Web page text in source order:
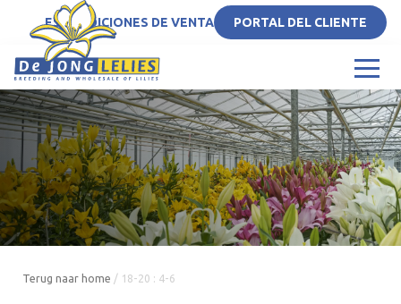
ESCONDICIONES DE VENTA PORTAL DEL CLIENTE
Terug naar home / 18-20 : 4-6